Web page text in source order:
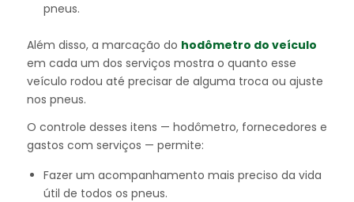
pneus.
Além disso, a marcação do hodômetro do veículo
em cada um dos serviços mostra o quanto esse
veículo rodou até precisar de alguma troca ou ajuste
nos pneus.
O controle desses itens — hodômetro, fornecedores e
gastos com serviços — permite:
Fazer um acompanhamento mais preciso da vida
útil de todos os pneus.